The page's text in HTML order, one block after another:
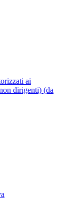
ai
dirigenti) (da